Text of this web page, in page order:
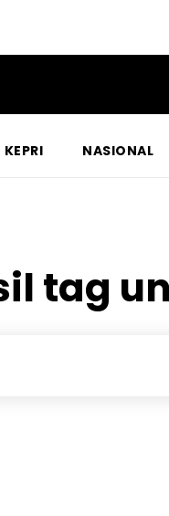
KEPRI NASIONAL
tag